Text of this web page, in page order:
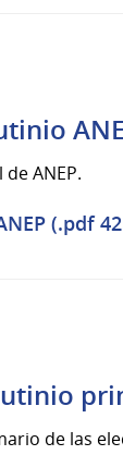
ANEP.
(.pdf
de las